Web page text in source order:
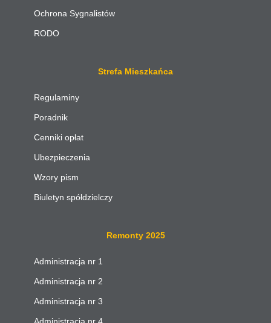
Ochrona Sygnalistów
RODO
Strefa Mieszkańca
Regulaminy
Poradnik
Cenniki opłat
Ubezpieczenia
Wzory pism
Biuletyn spółdzielczy
Remonty 2025
Administracja nr 1
Administracja nr 2
Administracja nr 3